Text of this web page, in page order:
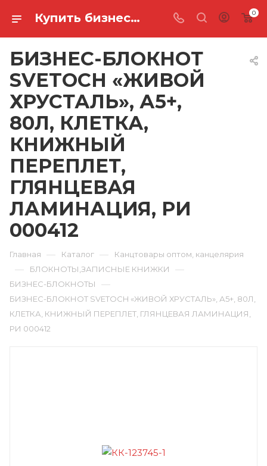
Купить бизнес-блокнот svetoch «живой хрусталь», а5+, 80л, клетка, книжный переплет, глянцевая ламинация, ри 000412 в Ростове-на-Дону 0
БИЗНЕС-БЛОКНОТ
SVETOCH «ЖИВОЙ
ХРУСТАЛЬ», А5+,
80Л, КЛЕТКА,
КНИЖНЫЙ
ПЕРЕПЛЕТ,
ГЛЯНЦЕВАЯ
ЛАМИНАЦИЯ, РИ
000412
Главная — Каталог — Канцтовары оптом, канцелярия
— БЛОКНОТЫ,ЗАПИСНЫЕ КНИЖКИ —
БИЗНЕС-БЛОКНОТЫ —
БИЗНЕС-БЛОКНОТ SVETOCH «ЖИВОЙ ХРУСТАЛЬ», А5+, 80Л,
КЛЕТКА, КНИЖНЫЙ ПЕРЕПЛЕТ, ГЛЯНЦЕВАЯ ЛАМИНАЦИЯ,
РИ 000412